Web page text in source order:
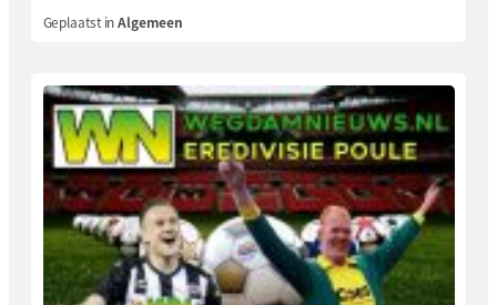
Geplaatst inAlgemeen